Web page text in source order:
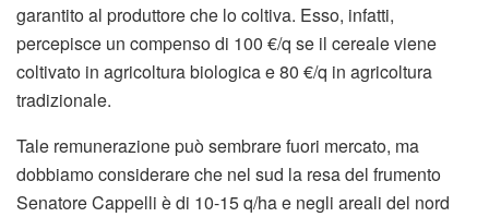
garantito al produttore che lo coltiva. Esso, infatti,
percepisce un compenso di 100 €/q se il cereale viene
coltivato in agricoltura biologica e 80 €/q in agricoltura
tradizionale.
Tale remunerazione può sembrare fuori mercato, ma
dobbiamo considerare che nel sud la resa del frumento
Senatore Cappelli è di 10-15 q/ha e negli areali del nord